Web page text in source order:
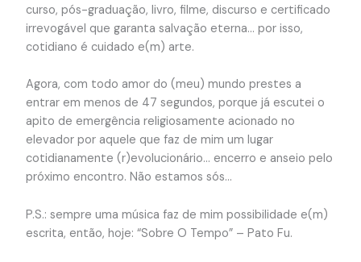
curso, pós-graduação, livro, filme, discurso e certificado
irrevogável que garanta salvação eterna… por isso,
cotidiano é cuidado e(m) arte.
Agora, com todo amor do (meu) mundo prestes a
entrar em menos de 47 segundos, porque já escutei o
apito de emergência religiosamente acionado no
elevador por aquele que faz de mim um lugar
cotidianamente (r)evolucionário… encerro e anseio pelo
próximo encontro. Não estamos sós…
P.S.: sempre uma música faz de mim possibilidade e(m)
escrita, então, hoje: “Sobre O Tempo” – Pato Fu.